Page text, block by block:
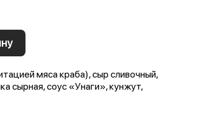
мяса краба), сыр сливочный,
сырная, соус «Унаги», кунжут,